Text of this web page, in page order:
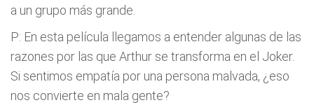
a un grupo más grande.
P: En esta película llegamos a entender algunas de las
razones por las que Arthur se transforma en el Joker.
Si sentimos empatía por una persona malvada, ¿eso
nos convierte en mala gente?